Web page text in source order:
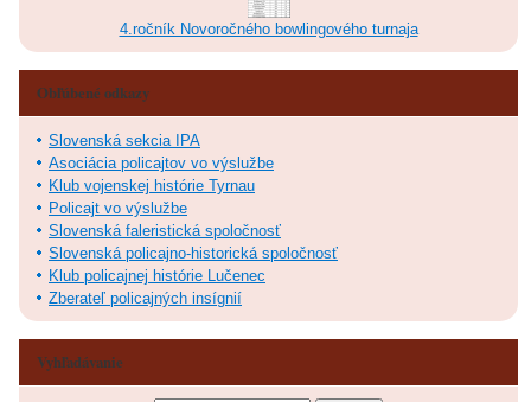
4.ročník Novoročného bowlingového turnaja
Obľúbené odkazy
Slovenská sekcia IPA
Asociácia policajtov vo výslužbe
Klub vojenskej histórie Tyrnau
Policajt vo výslužbe
Slovenská faleristická spoločnosť
Slovenská policajno-historická spoločnosť
Klub policajnej histórie Lučenec
Zberateľ policajných insígnií
Vyhľadávanie